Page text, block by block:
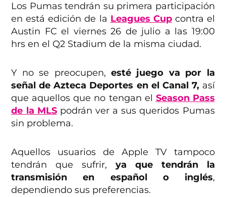
Los Pumas tendrán su primera participación
en está edición de la Leagues Cupcontra el
Austin FC el viernes 26 de julio a las 19:00
hrs en el Q2 Stadium de la misma ciudad.
Y no se preocupen, esté juego va por la
señal de Azteca Deportes en el Canal 7, así
que aquellos que no tengan el Season Pass
de la MLSpodrán ver a sus queridos Pumas
sin problema.
Aquellos usuarios de Apple TV tampoco
tendrán que sufrir, ya que tendrán la
transmisión en español o inglés,
dependiendo sus preferencias.